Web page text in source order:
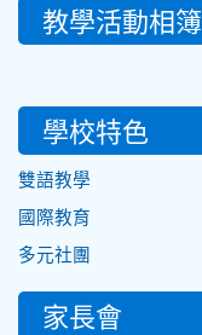
教學活動相簿
學校特色
雙語教學
國際教育
多元社團
家長會